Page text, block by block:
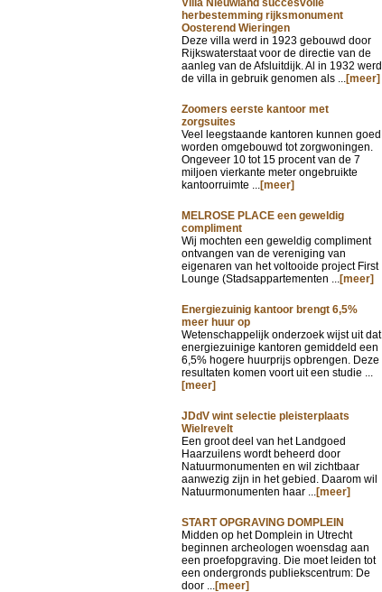
Villa Nieuwland succesvolle
herbestemming rijksmonument
Oosterend Wieringen
Deze villa werd in 1923 gebouwd door
Rijkswaterstaat voor de directie van de
aanleg van de Afsluitdijk. Al in 1932 werd
de villa in gebruik genomen als ...[meer]
Zoomers eerste kantoor met
zorgsuites
Veel leegstaande kantoren kunnen goed
worden omgebouwd tot zorgwoningen.
Ongeveer 10 tot 15 procent van de 7
miljoen vierkante meter ongebruikte
kantoorruimte ...[meer]
MELROSE PLACE een geweldig
compliment
Wij mochten een geweldig compliment
ontvangen van de vereniging van
eigenaren van het voltooide project First
Lounge (Stadsappartementen ...[meer]
Energiezuinig kantoor brengt 6,5%
meer huur op
Wetenschappelijk onderzoek wijst uit dat
energiezuinige kantoren gemiddeld een
6,5% hogere huurprijs opbrengen. Deze
resultaten komen voort uit een studie ...
[meer]
JDdV wint selectie pleisterplaats
Wielrevelt
Een groot deel van het Landgoed
Haarzuilens wordt beheerd door
Natuurmonumenten en wil zichtbaar
aanwezig zijn in het gebied. Daarom wil
Natuurmonumenten haar ...[meer]
START OPGRAVING DOMPLEIN
Midden op het Domplein in Utrecht
beginnen archeologen woensdag aan
een proefopgraving. Die moet leiden tot
een ondergronds publiekscentrum: De
door ...[meer]